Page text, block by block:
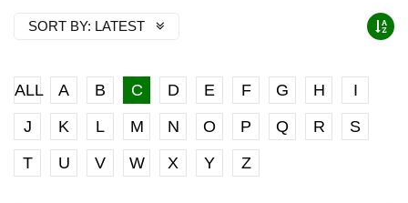
SORT BY: LATEST
ALL A B C D E F G H
I
J
K L M N O P Q R
S
T
U V W X Y Z